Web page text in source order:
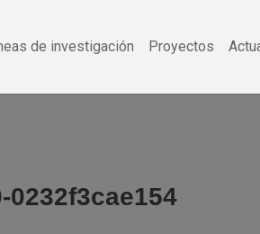
de investigación Proyectos
0232f3cae154